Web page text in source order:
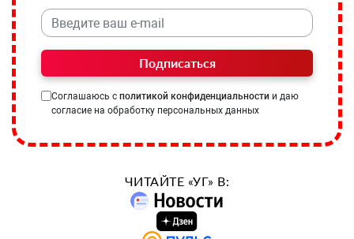
Подписаться
Соглашаюсь с политикой конфиденциальности и даю
согласие на обработку персональных данных
ЧИТАЙТЕ «УГ» В: